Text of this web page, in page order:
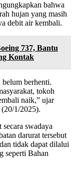
bahwa
hujan yang masih
debit air kembali.
737, Bantu
Kontak
berhenti.
tokoh
naik,” ujar
1/2025).
swadaya
darurat tersebut
tidak dapat dilalui
seperti Bahan